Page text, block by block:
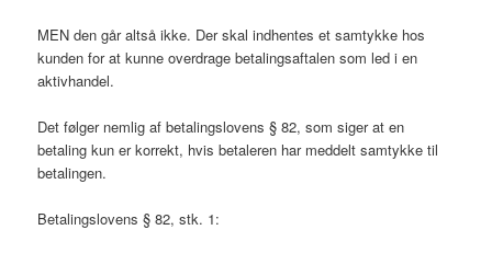
MEN den går altså ikke. Der skal indhentes et samtykke hos
kunden for at kunne overdrage betalingsaftalen som led i en
aktivhandel.
Det følger nemlig af betalingslovens § 82, som siger at en
betaling kun er korrekt, hvis betaleren har meddelt samtykke til
betalingen.
Betalingslovens § 82, stk. 1: